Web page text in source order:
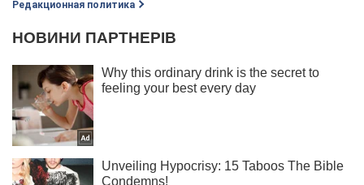
Редакционная политика